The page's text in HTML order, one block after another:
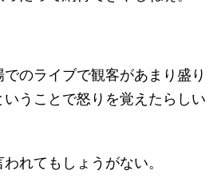
のライブで観客があまり盛り
いうことで怒りを覚えたらしい
れてもしょうがない。